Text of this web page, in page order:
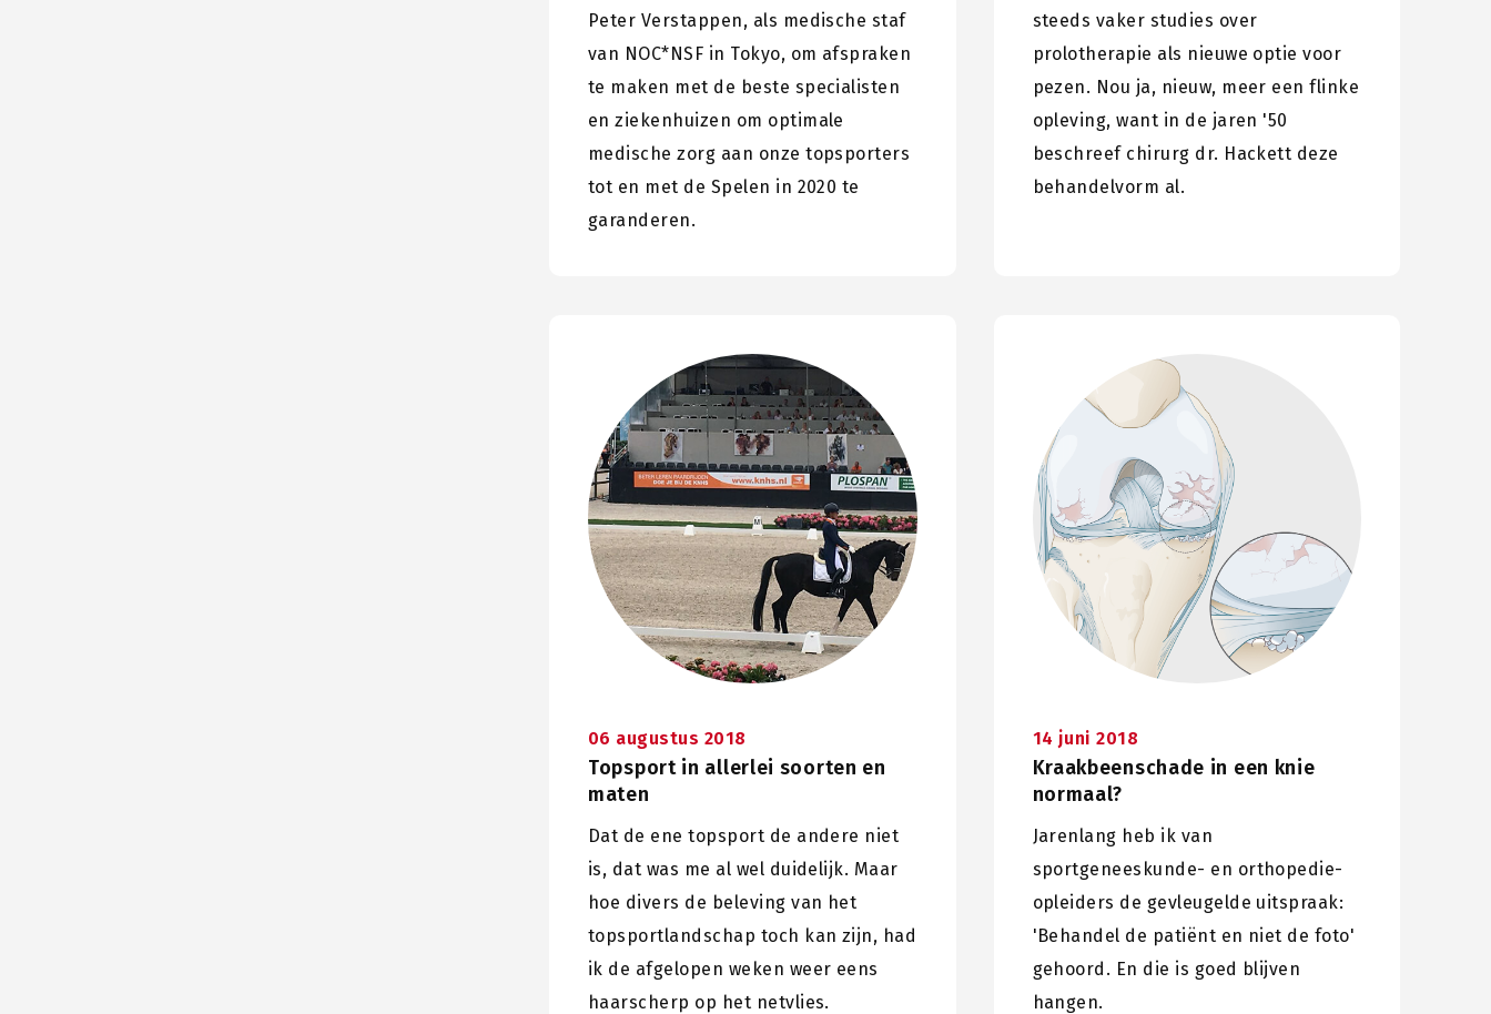
Peter Verstappen, als medische staf
van NOC*NSF in Tokyo, om afspraken
te maken met de beste specialisten
en ziekenhuizen om optimale
medische zorg aan onze topsporters
tot en met de Spelen in 2020 te
garanderen.
steeds vaker studies over
prolotherapie als nieuwe optie voor
pezen. Nou ja, nieuw, meer een flinke
opleving, want in de jaren '50
beschreef chirurg dr. Hackett deze
behandelvorm al.
06 augustus 2018
Topsport in allerlei soorten en
maten
Dat de ene topsport de andere niet
is, dat was me al wel duidelijk. Maar
hoe divers de beleving van het
topsportlandschap toch kan zijn, had
ik de afgelopen weken weer eens
haarscherp op het netvlies.
14 juni 2018
Kraakbeenschade in een knie
normaal?
Jarenlang heb ik van
sportgeneeskunde- en orthopedie-
opleiders de gevleugelde uitspraak:
'Behandel de patiënt en niet de foto'
gehoord. En die is goed blijven
hangen.